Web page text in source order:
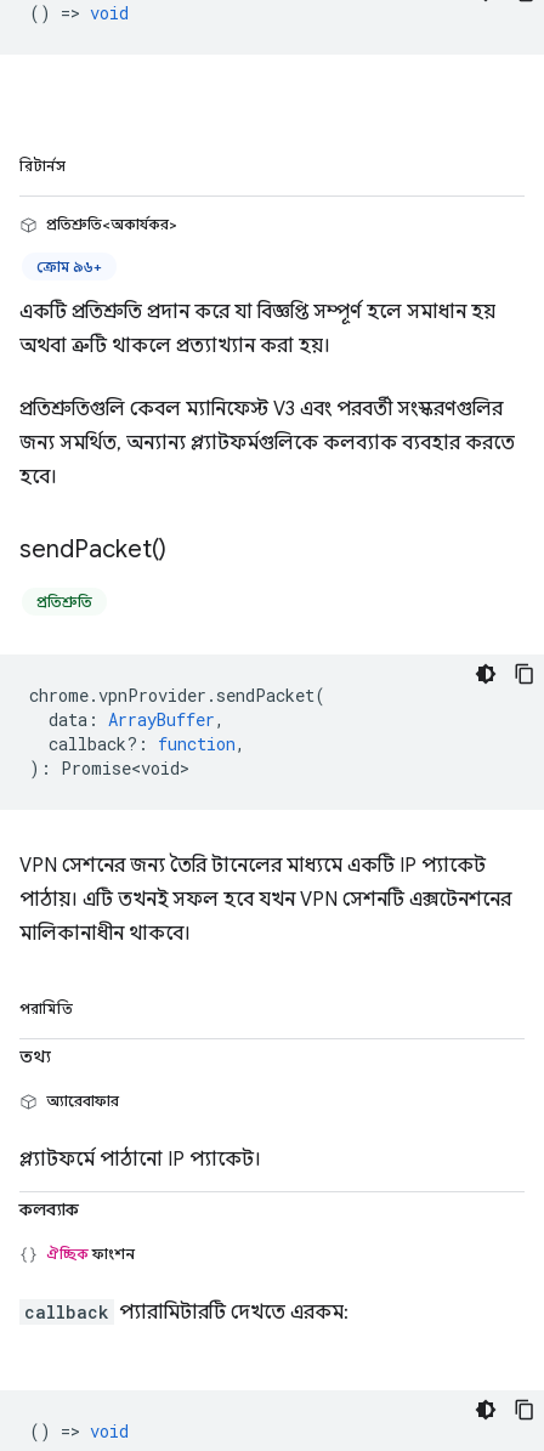
() => void
রিটার্নস
প্রতিশ্রুতি<অকার্যকর>
ক্রোম ৯৬+
একটি প্রতিশ্রুতি প্রদান করে যা বিজ্ঞপ্তি সম্পূর্ণ হলে সমাধান হয়
অথবা ত্রুটি থাকলে প্রত্যাখ্যান করা হয়।
প্রতিশ্রুতিগুলি কেবল ম্যানিফেস্ট V3 এবং পরবর্তী সংস্করণগুলির
জন্য সমর্থিত, অন্যান্য প্ল্যাটফর্মগুলিকে কলব্যাক ব্যবহার করতে
হবে।
sendPacket()
প্রতিশ্রুতি
chrome.vpnProvider . sendPacket(
data : ArrayBuffer,
callback? : function,
) : Promise<void>
VPN সেশনের জন্য তৈরি টানেলের মাধ্যমে একটি IP প্যাকেট
পাঠায়। এটি তখনই সফল হবে যখন VPN সেশনটি এক্সটেনশনের
মালিকানাধীন থাকবে।
পরামিতি
তথ্য
অ্যারেবাফার
প্ল্যাটফর্মে পাঠানো IP প্যাকেট।
কলব্যাক
ঐচ্ছিকফাংশন
callback প্যারামিটারটি দেখতে এরকম:
() => void